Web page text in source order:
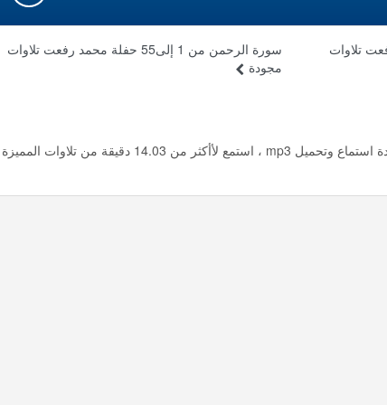
سورة الرحمن من 1 إلى55 حفلة محمد رفعت تلاوات
مجودة
2 4 محمد رفعت تلاوات